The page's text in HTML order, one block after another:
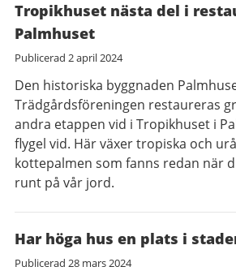
Tropikhuset nästa del i
Palmhuset
Publicerad 2 april 2024
Den historiska byggnaden
Trädgårdsföreningen restaureras
andra etappen vid i Tropikhuset i
flygel vid. Här växer tropiska och
kottepalmen som fanns redan när
runt på vår jord.
Har höga hus en plats i
Publicerad 28 mars 2024